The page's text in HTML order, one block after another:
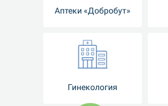
Аптеки «Добробут»
Гинекология